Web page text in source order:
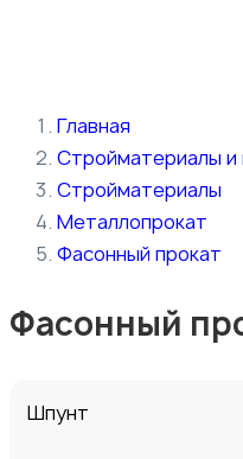
Главная
Стройматериалы и
Стройматериалы
Металлопрокат
Фасонный прокат
Фасонный
Шпунт